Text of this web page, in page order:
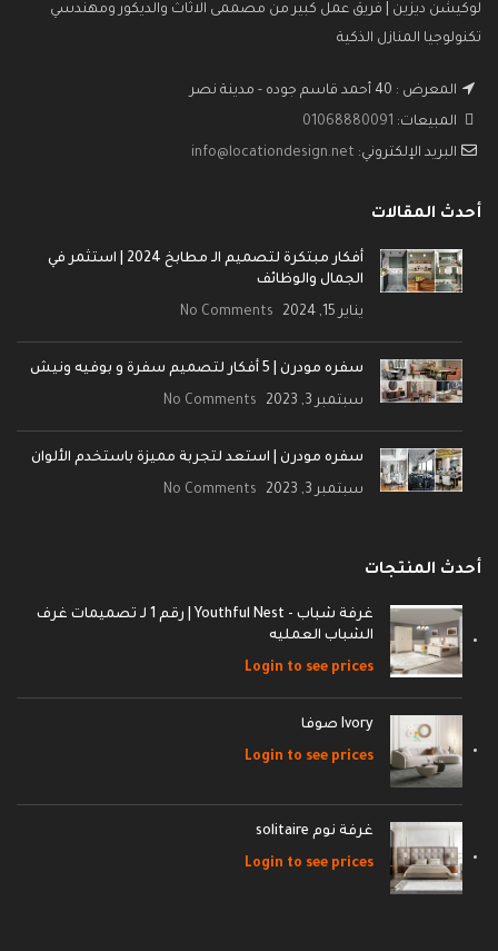
لوكيشن ديزين | فريق عمل كبير من مصممى الاثاث والديكور ومهندسي
تكنولوجيا المنازل الذكية
المعرض : 40 أحمد قاسم جوده - مدينة نصر
المبيعات: 01068880091
البريد الإلكتروني: info@locationdesign.net
أحدث المقالات
أفكار مبتكرة لتصميم الـ مطابخ 2024 | استثمر في
الجمال والوظائف
يناير 15, 2024 No Comments
سفره مودرن | 5 أفكار لتصميم سفرة و بوفيه ونيش
سبتمبر 3, 2023 No Comments
سفره مودرن | استعد لتجربة مميزة باستخدم الألوان
سبتمبر 3, 2023 No Comments
أحدث المنتجات
غرفة شباب - Youthful Nest | رقم 1 لـ تصميمات غرف
الشباب العمليه
Login to see prices
Ivory صوفا
Login to see prices
غرفة نوم solitaire
Login to see prices